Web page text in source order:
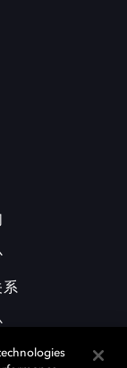
系